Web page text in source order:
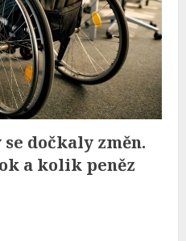
dočkaly změn.
a kolik peněz